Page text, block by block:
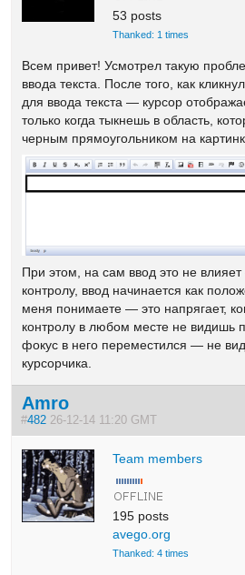
53 posts
Thanked: 1 times
Всем привет! Усмотрел такую
ввода текста. После того, как
для ввода текста — курсор
только когда тыкнешь в область,
черным прямоугольником на
При этом, на сам ввод это не
контролу, ввод начинается как
меня понимаете — это напрягает,
контролу в любом месте не видишь
фокус в него переместился — не
курсорчика.
Amro
#482 26-12-14 11:20 GMT
Team members
195 posts
avego.org
Thanked: 4 times